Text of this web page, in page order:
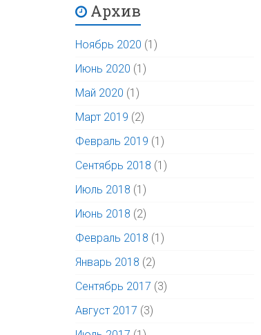
Архив
Ноябрь 2020 (1)
Июнь 2020 (1)
Май 2020 (1)
Март 2019 (2)
Февраль 2019 (1)
Сентябрь 2018 (1)
Июль 2018 (1)
Июнь 2018 (2)
Февраль 2018 (1)
Январь 2018 (2)
Сентябрь 2017 (3)
Август 2017 (3)